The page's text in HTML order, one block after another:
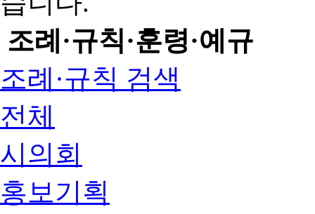
조례·규칙·훈령·예규
조례·규칙 검색
전체
시의회
홍보기획